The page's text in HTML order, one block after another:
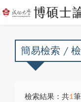
簡易檢索 /
檢索結果：共1